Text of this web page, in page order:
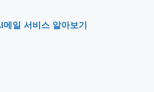
메일 서비스 알아보기